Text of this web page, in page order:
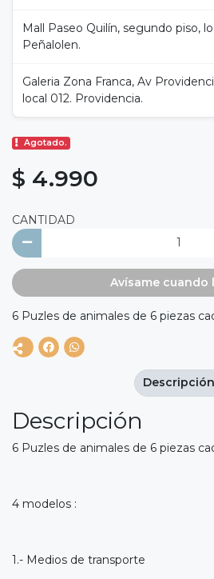
Mall Paseo Quilín, segundo piso,
Peñalolen.
Galeria Zona Franca, Av
local 012. Providencia.
Agotado.
$ 4.990
CANTIDAD
Avísame cuando
6 Puzles de animales de 6 piezas
Descripción
6 Puzles de animales de 6 piezas
4 modelos :
1.- Medios de transporte
Descripción